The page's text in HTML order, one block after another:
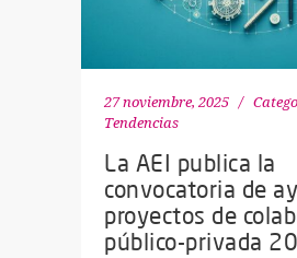
27 noviembre, 2025
Tendencias
La AEI publica la
convocatoria de
proyectos de
público-privada